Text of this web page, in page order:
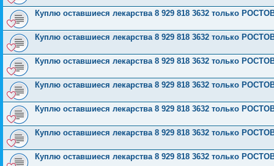
Куплю оставшиеся лекарства 8 929 818 3632 только
Куплю оставшиеся лекарства 8 929 818 3632 только
Куплю оставшиеся лекарства 8 929 818 3632 только
Куплю оставшиеся лекарства 8 929 818 3632 только
Куплю оставшиеся лекарства 8 929 818 3632 только
Куплю оставшиеся лекарства 8 929 818 3632 только
Куплю оставшиеся лекарства 8 929 818 3632 только